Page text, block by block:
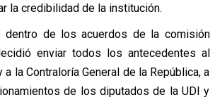
la credibilidad de la institución.
dentro de los acuerdos de la comisión
enviar todos los antecedentes al
la Contraloría General de la República, a
de los diputados de la UDI y